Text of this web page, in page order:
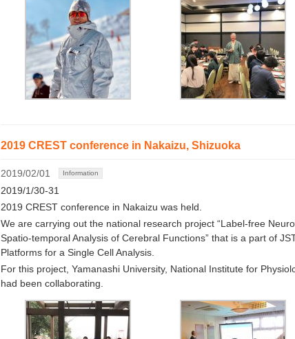
2019 CREST conference in Nakaizu, Shizuoka
2019/02/01 Information
2019/1/30-31
2019 CREST conference in Nakaizu was held.
We are carrying out the national research project “Label-free
Spatio-temporal Analysis of Cerebral Functions” that is a part of
Platforms for a Single Cell Analysis.
For this project, Yamanashi University, National Institute for
had been collaborating.